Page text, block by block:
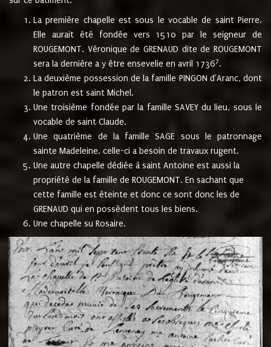
La première chapelle est sous le vocable de saint Pierre.
Elle aurait été fondée vers 1510 par le seigneur de
ROUGEMONT. Véronique de GRENAUD dite de ROUGEMONT
sera la dernière a y être ensevelie en avril 17367.
La deuxième possession de la famille PINGON d'Aranc, dont
le patron est saint Michel.
Une troisième fondée par la famille SAVEY du lieu, sous le
vocable de saint Claude.
Une quatrième de la famille SAGE sous le patronnage
sainte Madeleine. celle-ci a besoin de travaux rugent.
Une autre chapelle dédiée à saint Antoine est aussi la
propriété de la famille de ROUGEMONT. En sachant que
cette famille est éteinte et donc ce sont donc les de
GRENAUD qui en possèdent tous les biens.
Une chapelle su Rosaire.